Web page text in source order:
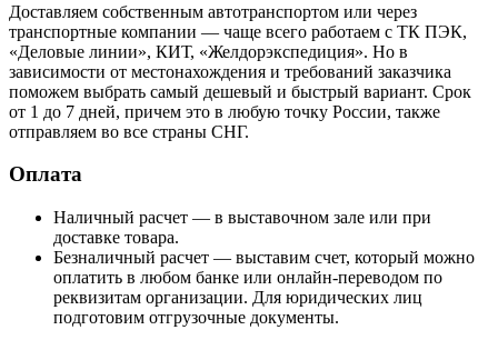
Доставляем собственным автотранспортом или через
транспортные компании — чаще всего работаем с ТК ПЭК,
«Деловые линии», КИТ, «Желдорэкспедиция». Но в
зависимости от местонахождения и требований заказчика
поможем выбрать самый дешевый и быстрый вариант. Срок
от 1 до 7 дней, причем это в любую точку России, также
отправляем во все страны СНГ.
Оплата
Наличный расчет — в выставочном зале или при
доставке товара.
Безналичный расчет — выставим счет, который можно
оплатить в любом банке или онлайн-переводом по
реквизитам организации. Для юридических лиц
подготовим отгрузочные документы.